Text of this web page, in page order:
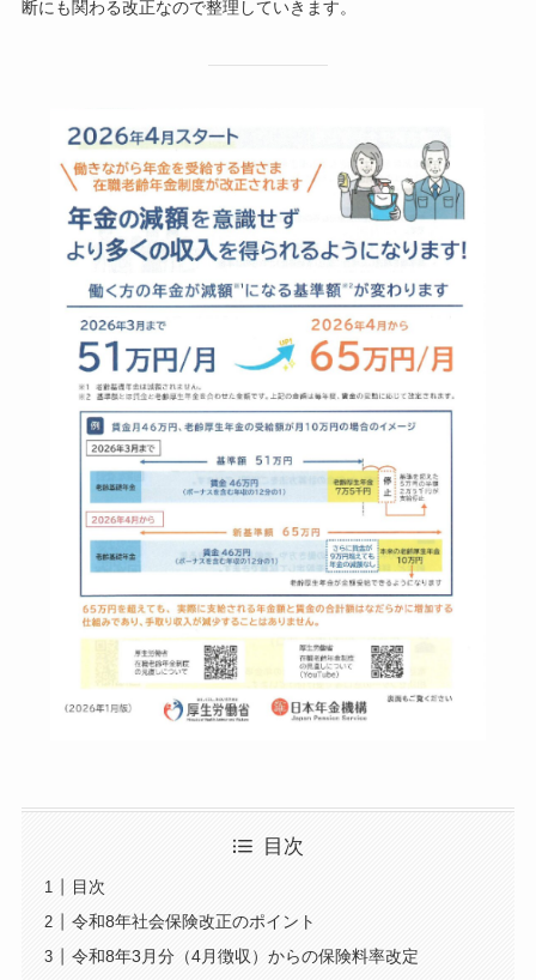
断にも関わる改正なので整理していきます。
目次
目次
令和8年社会保険改正のポイント
令和8年3月分（4月徴収）からの保険料率改定